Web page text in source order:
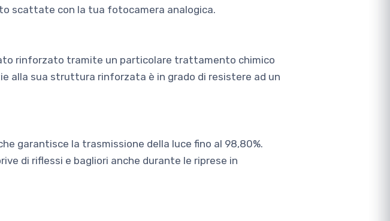
scattate con la tua fotocamera analogica.
rinforzato tramite un particolare trattamento chimico
alla sua struttura rinforzata è in grado di resistere ad un
garantisce la trasmissione della luce fino al 98,80%.
di riflessi e bagliori anche durante le riprese in